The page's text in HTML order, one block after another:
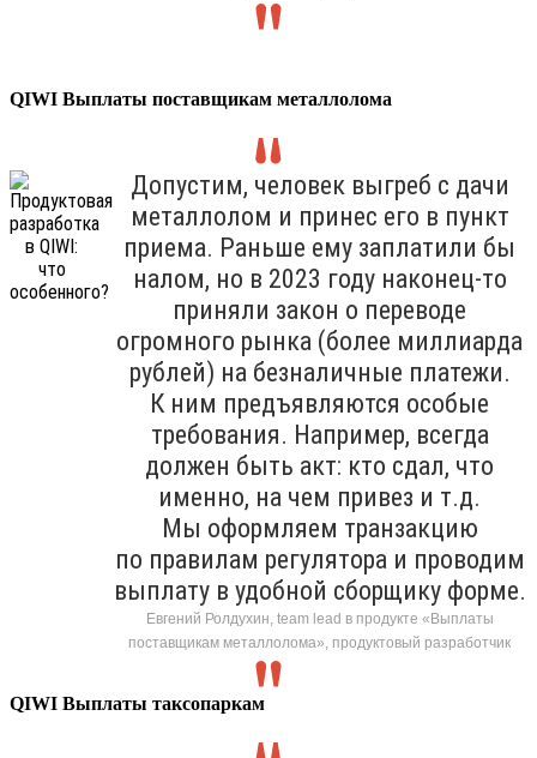
QIWI Выплаты поставщикам металлолома
Допустим, человек выгреб с дачи
металлолом и принес его в пункт
приема. Раньше ему заплатили бы
налом, но в 2023 году наконец-то
приняли закон о переводе
огромного рынка (более миллиарда
рублей) на безналичные платежи.
К ним предъявляются особые
требования. Например, всегда
должен быть акт: кто сдал, что
именно, на чем привез и т.д.
Мы оформляем транзакцию
по правилам регулятора и проводим
выплату в удобной сборщику форме.
Евгений Ролдухин, team lead в продукте «Выплаты
поставщикам металлолома», продуктовый разработчик
QIWI Выплаты таксопаркам